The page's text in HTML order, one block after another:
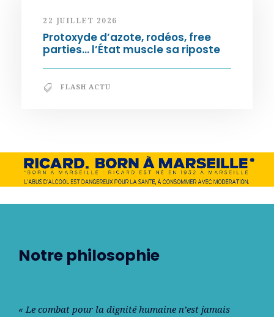
22 JUILLET 2026
Protoxyde d’azote, rodéos, free
parties… l’État muscle sa riposte
FLASH ACTU
Notre philosophie
« Le combat pour la dignité humaine n’est jamais